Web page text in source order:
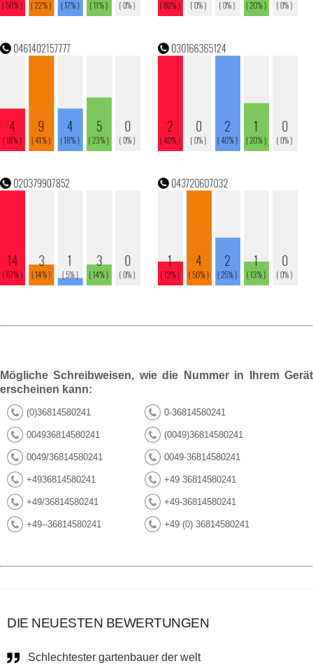
Mögliche Schreibweisen, wie die Nummer in Ihrem Gerät
erscheinen kann:
(0)36814580241 0-36814580241
004936814580241 (0049)36814580241
0049/36814580241 0049-36814580241
+4936814580241 +49 36814580241
+49/36814580241 +49-36814580241
+49--36814580241 +49 (0) 36814580241
DIE NEUESTEN BEWERTUNGEN
Schlechtester gartenbauer der welt